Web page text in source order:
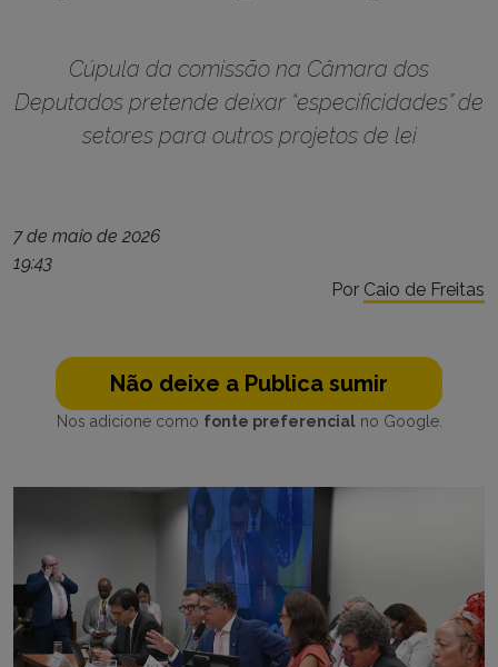
Cúpula da comissão na Câmara dos
Deputados pretende deixar “especificidades” de
setores para outros projetos de lei
7 de maio de 2026
19:43
Por Caio de Freitas
Não deixe a Publica sumir
Nos adicione como fonte preferencialno Google.